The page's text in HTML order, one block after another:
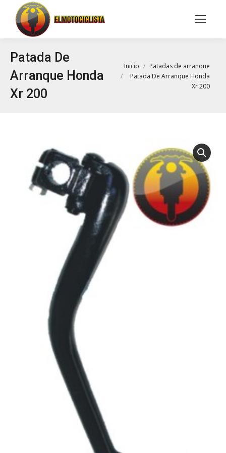
Buscar:
Patada De
Arranque Honda
Xr 200
Estás aquí:
Inicio
Patadas de arranque
Patada De Arranque Honda
Xr 200